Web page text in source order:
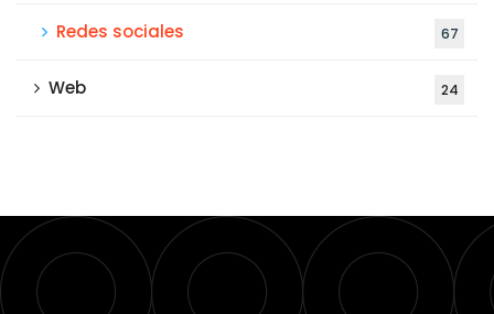
Redes sociales 67
Web 24